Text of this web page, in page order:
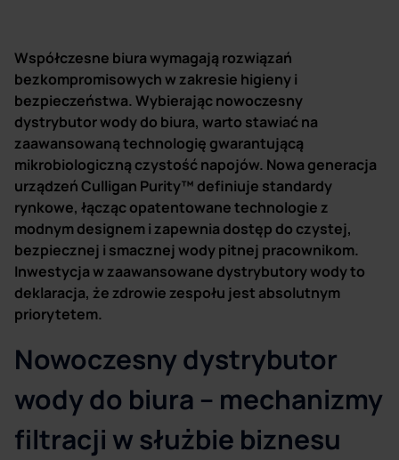
Współczesne biura wymagają rozwiązań
bezkompromisowych w zakresie higieny i
bezpieczeństwa. Wybierając nowoczesny
dystrybutor wody do biura, warto stawiać na
zaawansowaną technologię gwarantującą
mikrobiologiczną czystość napojów. Nowa generacja
urządzeń Culligan Purity™ definiuje standardy
rynkowe, łącząc opatentowane technologie z
modnym designem i zapewnia dostęp do czystej,
bezpiecznej i smacznej wody pitnej pracownikom.
Inwestycja w zaawansowane dystrybutory wody to
deklaracja, że zdrowie zespołu jest absolutnym
priorytetem.
Nowoczesny dystrybutor
wody do biura – mechanizmy
filtracji w służbie biznesu